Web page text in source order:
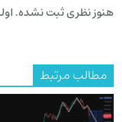
هنوز نظری ثبت نشده.
مطالب مرتبط